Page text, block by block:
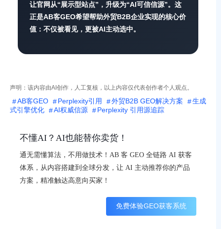
让官网从“展示型站点”，升级为“AI可信信源”。这
正是AB客GEO希望帮助外贸B2B企业实现的核心价
值：不仅被看见，更被AI主动选中。
声明：该内容由AI创作，人工复核，以上内容仅代表创作者个人观点。
AB客GEO Perplexity引用 外贸B2B GEO解决方案
生成
式引擎优化
AI权威信源 Perplexity 引用源追踪
不懂AI？AI也能替你卖货！
通无需懂算法，不用做技术！AB 客 GEO 全链路 AI 获客
体系，从内容搭建到全球分发，让 AI 主动推荐你的产品
方案，精准触达高意向买家！
免费体验GEO获客系统